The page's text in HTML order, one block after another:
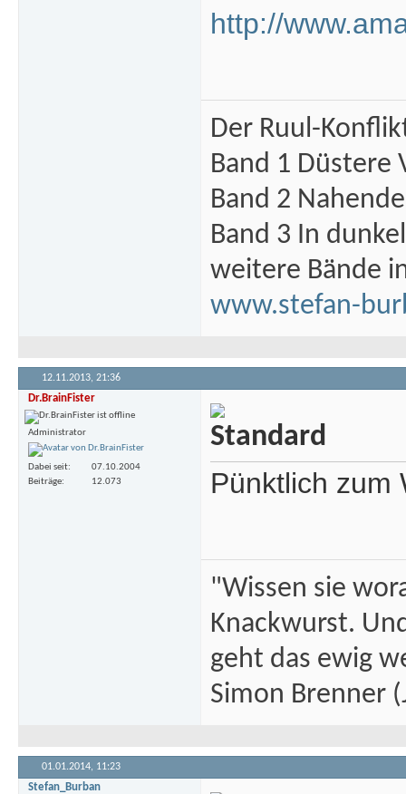
http://
Der Ruul-
Band 1 Düstere
Band 2
Band 3 In
weitere Bände
www.stefan-
12.11.2013, 21:36
Dr.BrainFister
Administrator
Dabei seit
07.10.2004
Beiträge
12.073 Pünktlich zum
"Wissen sie
Knackwurst.
geht das ewig
Simon Brenner
01.01.2014, 11:23
Stefan_Burban